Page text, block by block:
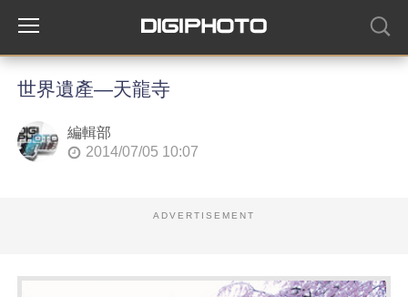
世界遺產―天龍寺
編輯部
2014/07/05 10:07
ADVERTISEMENT